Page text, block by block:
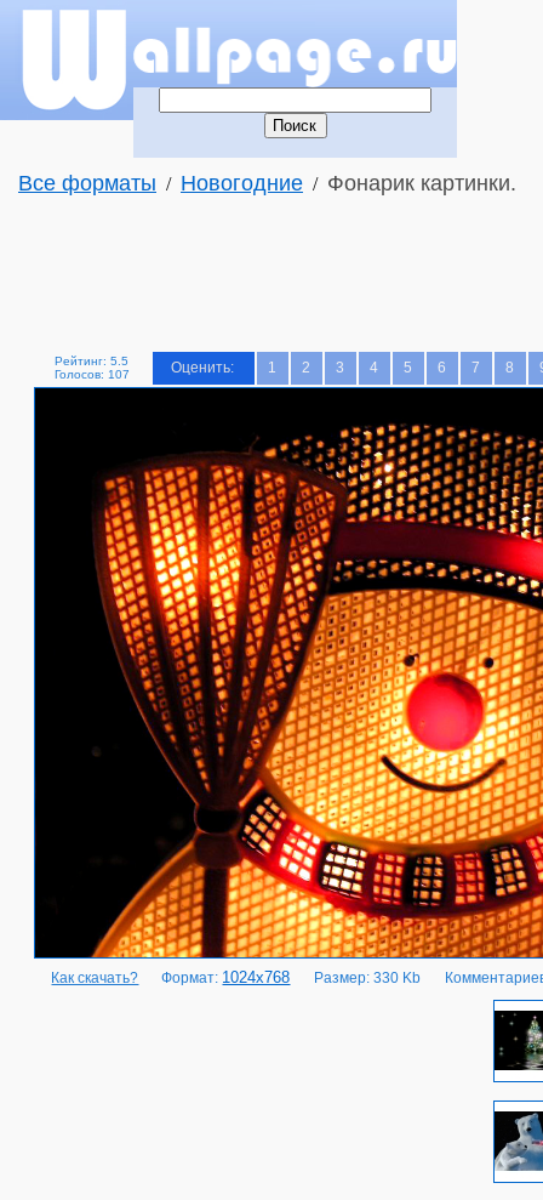
Все форматы / Новогодние / Фонарик картинки.
Рейтинг: 5.5
Голосов: 107
Оценить: 1 2 3 4 5 6 7 8
Как скачать? Формат: 1024x768 Размер: 330 Kb